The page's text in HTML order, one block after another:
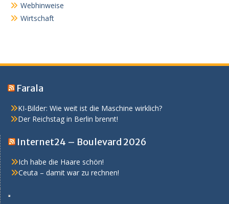
Webhinweise
Wirtschaft
Farala
KI-Bilder: Wie weit ist die Maschine wirklich?
Der Reichstag in Berlin brennt!
Internet24 – Boulevard 2026
Ich habe die Haare schön!
Ceuta – damit war zu rechnen!